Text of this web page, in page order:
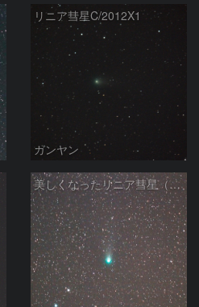
リニア彗星C/2012X1
ガンヤン
美しくなったリニア彗星（C/2012X1)